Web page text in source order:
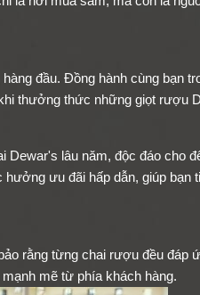
đầu. Đồng hành cùng bạn
thưởng thức những giọt rượu
lâu năm, độc đáo cho
ưu đãi hấp dẫn, giúp bạn
rằng từng chai rượu đều đáp
mẽ từ phía khách hàng.